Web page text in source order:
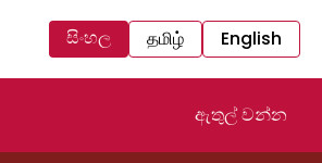
සිංහල தமிழ் English
ඇතුල් වන්න